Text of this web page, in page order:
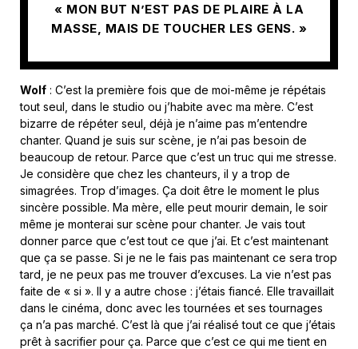
« MON BUT N’EST PAS DE PLAIRE À LA
MASSE, MAIS DE TOUCHER LES GENS. »
Wolf : C’est la première fois que de moi-même je répétais
tout seul, dans le studio ou j’habite avec ma mère. C’est
bizarre de répéter seul, déjà je n’aime pas m’entendre
chanter. Quand je suis sur scène, je n’ai pas besoin de
beaucoup de retour. Parce que c’est un truc qui me stresse.
Je considère que chez les chanteurs, il y a trop de
simagrées. Trop d’images. Ça doit être le moment le plus
sincère possible. Ma mère, elle peut mourir demain, le soir
même je monterai sur scène pour chanter. Je vais tout
donner parce que c’est tout ce que j’ai. Et c’est maintenant
que ça se passe. Si je ne le fais pas maintenant ce sera trop
tard, je ne peux pas me trouver d’excuses. La vie n’est pas
faite de « si ». Il y a autre chose : j’étais fiancé. Elle travaillait
dans le cinéma, donc avec les tournées et ses tournages
ça n’a pas marché. C’est là que j’ai réalisé tout ce que j’étais
prêt à sacrifier pour ça. Parce que c’est ce qui me tient en